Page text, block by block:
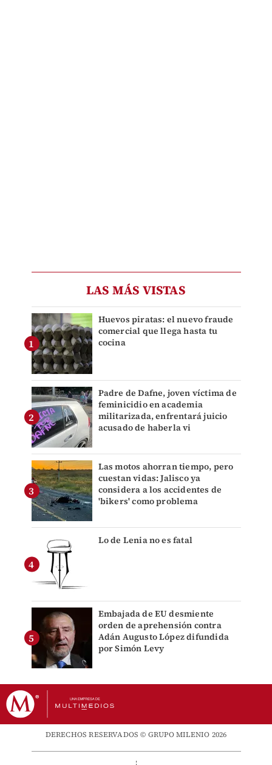
LAS MÁS VISTAS
Huevos piratas: el nuevo fraude
comercial que llega hasta tu
cocina
Padre de Dafne, joven víctima de
feminicidio en academia
militarizada, enfrentará juicio
acusado de haberla vi
Las motos ahorran tiempo, pero
cuestan vidas: Jalisco ya
considera a los accidentes de
'bikers' como problema
Lo de Lenia no es fatal
Embajada de EU desmiente
orden de aprehensión contra
Adán Augusto López difundida
por Simón Levy
DERECHOS RESERVADOS © GRUPO MILENIO 2026